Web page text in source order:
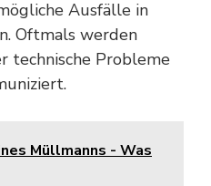
Ausfälle in
Oftmals werden
technische Probleme
Müllmanns - Was